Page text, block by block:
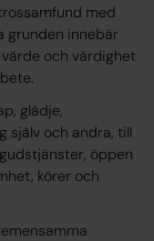
med
grunden innebär
och värdighet
glädje,
själv och andra, till
öppen
körer och